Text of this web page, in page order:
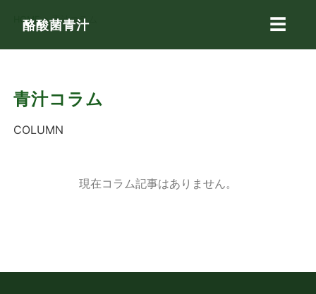
酪酸菌青汁 ☰
HOME>青汁コラム
青汁コラム
COLUMN
現在コラム記事はありません。